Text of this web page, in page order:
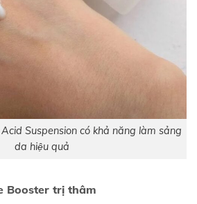
Suspension có khả năng làm sảng
da hiệu quả
Booster trị thâm